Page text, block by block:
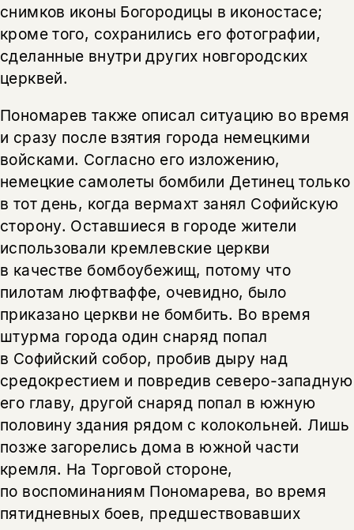
снимков иконы Богородицы в иконостасе;
кроме того, сохранились его фотографии,
сделанные внутри других новгородских
церквей.
Пономарев также описал ситуацию во время
и сразу после взятия города немецкими
войсками. Согласно его изложению,
немецкие самолеты бомбили Детинец только
в тот день, когда вермахт занял Софийскую
сторону. Оставшиеся в городе жители
использовали кремлевские церкви
в качестве бомбоубежищ, потому что
пилотам люфтваффе, очевидно, было
приказано церкви не бомбить. Во время
штурма города один снаряд попал
в Софийский собор, пробив дыру над
средокрестием и повредив северо-западную
его главу, другой снаряд попал в южную
половину здания рядом с колокольней. Лишь
позже загорелись дома в южной части
кремля. На Торговой стороне,
по воспоминаниям Пономарева, во время
пятидневных боев, предшествовавших